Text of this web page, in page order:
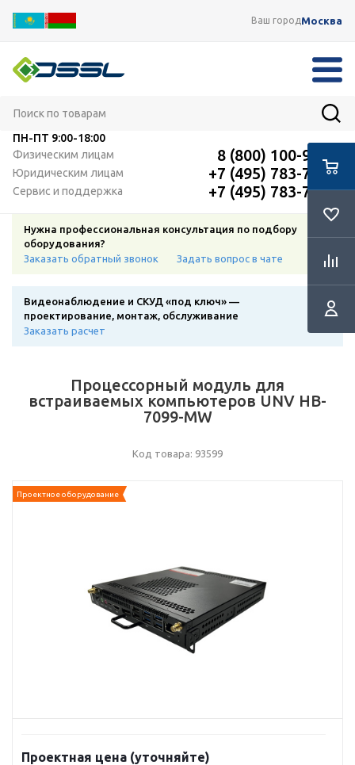
Ваш городМосква
ПН-ПТ 9:00-18:00
Физическим лицам
8 (800) 100-91-12
Юридическим лицам +7 (495) 783-72-87
Сервис и поддержка +7 (495) 783-72-87
Нужна профессиональная консультация по подбору
оборудования?
Заказать обратный звонок
Задать вопрос в чате
Видеонаблюдение и СКУД «под ключ» —
проектирование, монтаж, обслуживание
Заказать расчет
Процессорный модуль для
встраиваемых компьютеров UNV HB-
7099-MW
Код товара: 93599
Проектное оборудование
Проектная цена (уточняйте)